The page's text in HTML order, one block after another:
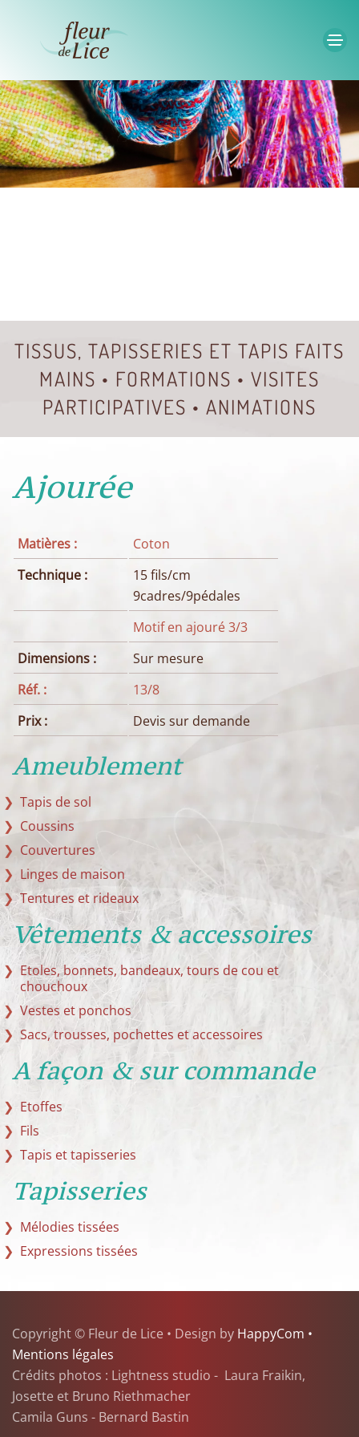
Accéder au contenu principal
TISSUS, TAPISSERIES ET TAPIS FAITS
MAINS • FORMATIONS • VISITES
PARTICIPATIVES • ANIMATIONS
Ajourée
Matières :
Coton
Technique :
15 fils/cm
9cadres/9pédales
Motif en ajouré 3/3
Dimensions :
Sur mesure
Réf. :
13/8
Prix :
Devis sur demande
Ameublement
Tapis de sol
Coussins
Couvertures
Linges de maison
Tentures et rideaux
Vêtements & accessoires
Etoles, bonnets, bandeaux, tours de cou et
chouchoux
Vestes et ponchos
Sacs, trousses, pochettes et accessoires
A façon & sur commande
Etoffes
Fils
Tapis et tapisseries
Tapisseries
Mélodies tissées
Expressions tissées
Copyright © Fleur de Lice • Design by HappyCom •
Mentions légales
Crédits photos : Lightness studio - Laura Fraikin,
Josette et Bruno Riethmacher
Camila Guns - Bernard Bastin